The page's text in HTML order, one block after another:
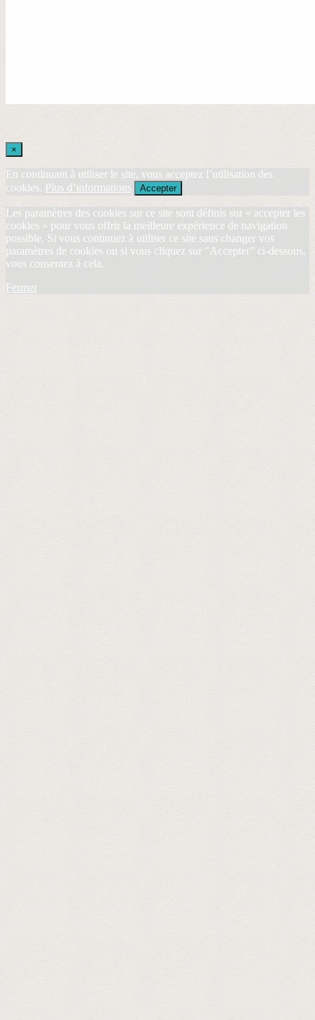
×
En continuant à utiliser le site, vous acceptez l’utilisation des
cookies. Plus d’informations Accepter
Les paramètres des cookies sur ce site sont définis sur « accepter les
cookies » pour vous offrir la meilleure expérience de navigation
possible. Si vous continuez à utiliser ce site sans changer vos
paramètres de cookies ou si vous cliquez sur "Accepter" ci-dessous,
vous consentez à cela.
Fermer